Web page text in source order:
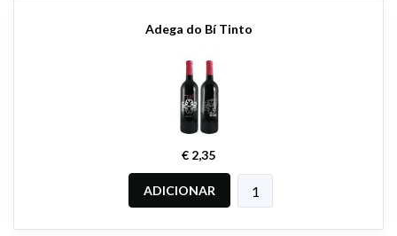
Adega do Bí Tinto
€ 2,35
ADICIONAR